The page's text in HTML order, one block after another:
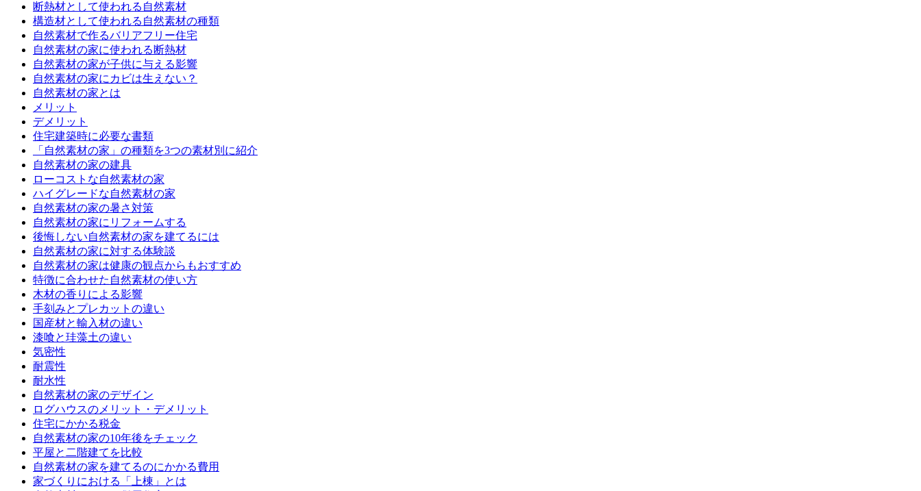
断熱材として使われる自然素材
構造材として使われる自然素材の種類
自然素材で作るバリアフリー住宅
自然素材の家に使われる断熱材
自然素材の家が子供に与える影響
自然素材の家にカビは生えない？
自然素材の家とは
メリット
デメリット
住宅建築時に必要な書類
「自然素材の家」の種類を3つの素材別に紹介
自然素材の家の建具
ローコストな自然素材の家
ハイグレードな自然素材の家
自然素材の家の暑さ対策
自然素材の家にリフォームする
後悔しない自然素材の家を建てるには
自然素材の家に対する体験談
自然素材の家は健康の観点からもおすすめ
特徴に合わせた自然素材の使い方
木材の香りによる影響
手刻みとプレカットの違い
国産材と輸入材の違い
漆喰と珪藻土の違い
気密性
耐震性
耐水性
自然素材の家のデザイン
ログハウスのメリット・デメリット
住宅にかかる税金
自然素材の家の10年後をチェック
平屋と二階建てを比較
自然素材の家を建てるのにかかる費用
家づくりにおける「上棟」とは